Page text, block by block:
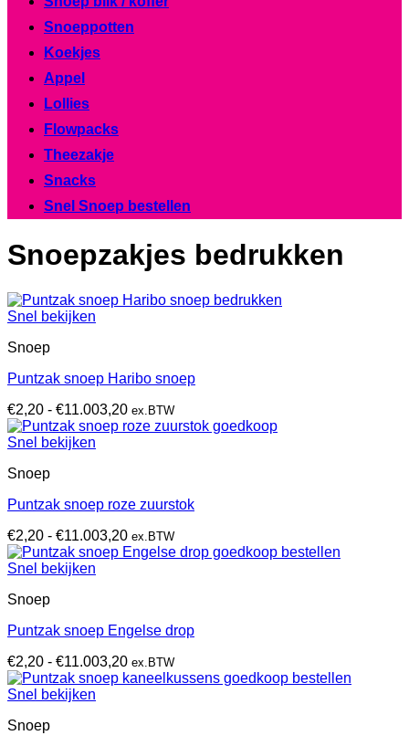
Snoeppotten
Koekjes
Appel
Lollies
Flowpacks
Theezakje
Snacks
Snel Snoep bestellen
Snoepzakjes bedrukken
Snel bekijken
Snoep
Puntzak snoep Haribo snoep
€2,20 - €11.003,20Prijsklasse:
€2,20
ex.BTW
Snel bekijken
Snoep
Puntzak snoep roze zuurstok
€2,20 - €11.003,20Prijsklasse:
€2,20
ex.BTW
Snel bekijken
Snoep
Puntzak snoep Engelse drop
€2,20 - €11.003,20Prijsklasse:
€2,20
ex.BTW
Snel bekijken
Snoep